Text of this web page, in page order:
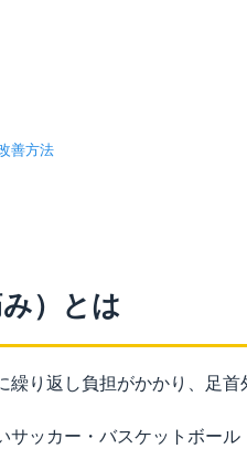
善方法
）とは
り返し負担がかかり、足首
ッカー・バスケットボール